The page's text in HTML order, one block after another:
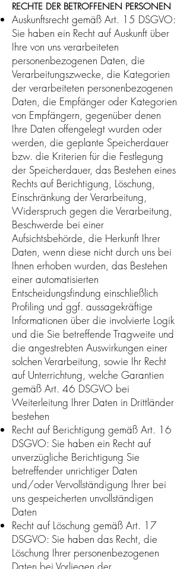
RECHTE DER BETROFFENEN PERSONEN
Auskunftsrecht gemäß Art. 15 DSGVO:
Sie haben ein Recht auf Auskunft über
Ihre von uns verarbeiteten
personenbezogenen Daten, die
Verarbeitungszwecke, die Kategorien
der verarbeiteten personenbezogenen
Daten, die Empfänger oder Kategorien
von Empfängern, gegenüber denen
Ihre Daten offengelegt wurden oder
werden, die geplante Speicherdauer
bzw. die Kriterien für die Festlegung
der Speicherdauer, das Bestehen eines
Rechts auf Berichtigung, Löschung,
Einschränkung der Verarbeitung,
Widerspruch gegen die Verarbeitung,
Beschwerde bei einer
Aufsichtsbehörde, die Herkunft Ihrer
Daten, wenn diese nicht durch uns bei
Ihnen erhoben wurden, das Bestehen
einer automatisierten
Entscheidungsfindung einschließlich
Profiling und ggf. aussagekräftige
Informationen über die involvierte Logik
und die Sie betreffende Tragweite und
die angestrebten Auswirkungen einer
solchen Verarbeitung, sowie Ihr Recht
auf Unterrichtung, welche Garantien
gemäß Art. 46 DSGVO bei
Weiterleitung Ihrer Daten in Drittländer
bestehen
Recht auf Berichtigung gemäß Art. 16
DSGVO: Sie haben ein Recht auf
unverzügliche Berichtigung Sie
betreffender unrichtiger Daten
und/oder Vervollständigung Ihrer bei
uns gespeicherten unvollständigen
Daten
Recht auf Löschung gemäß Art. 17
DSGVO: Sie haben das Recht, die
Löschung Ihrer personenbezogenen